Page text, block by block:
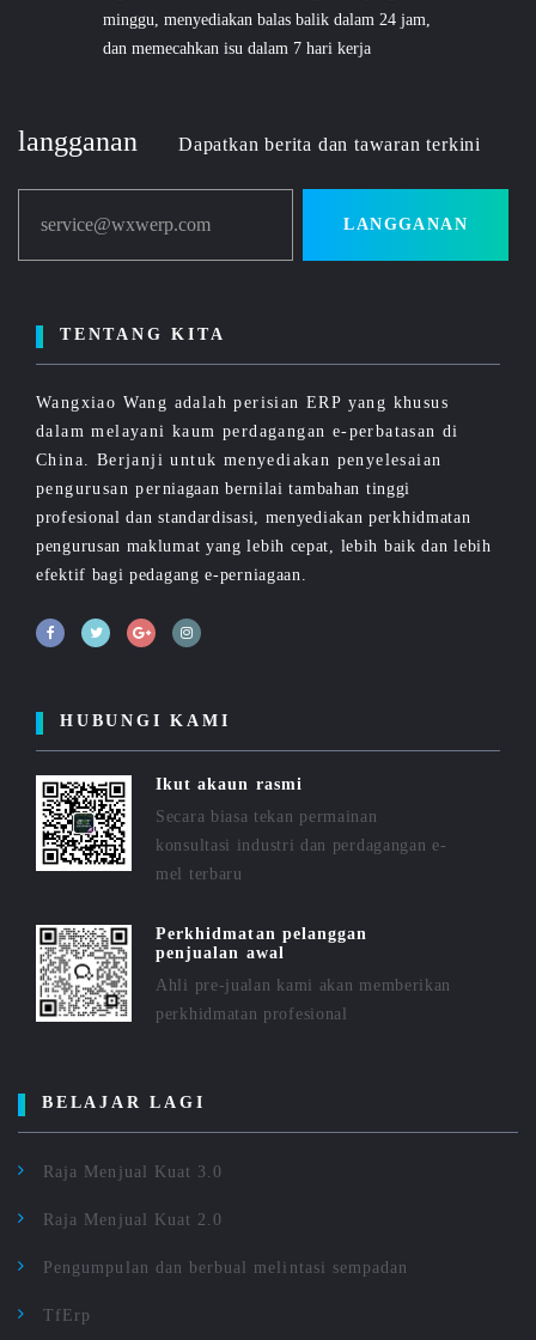
minggu, menyediakan balas balik dalam 24 jam,
dan memecahkan isu dalam 7 hari kerja
langganan Dapatkan berita dan tawaran terkini
service@wxwerp.com LANGGANAN
TENTANG KITA
Wangxiao Wang adalah perisian ERP yang khusus
dalam melayani kaum perdagangan e-perbatasan di
China. Berjanji untuk menyediakan penyelesaian
pengurusan perniagaan bernilai tambahan tinggi
profesional dan standardisasi, menyediakan perkhidmatan
pengurusan maklumat yang lebih cepat, lebih baik dan lebih
efektif bagi pedagang e-perniagaan.
HUBUNGI KAMI
Ikut akaun rasmi
Secara biasa tekan permainan
konsultasi industri dan perdagangan e-
mel terbaru
Perkhidmatan pelanggan
penjualan awal
Ahli pre-jualan kami akan memberikan
perkhidmatan profesional
BELAJAR LAGI
Raja Menjual Kuat 3.0
Raja Menjual Kuat 2.0
Pengumpulan dan berbual melintasi sempadan
TfErp